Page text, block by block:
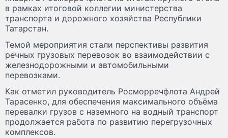
в рамках итоговой коллегии министерства
транспорта и дорожного хозяйства Республики
Татарстан.
Темой мероприятия стали перспективы развития
речных грузовых перевозок во взаимодействии с
железнодорожными и автомобильными
перевозками.
Как отметил руководитель Росморречфлота Андрей
Тарасенко, для обеспечения максимального объёма
перевалки грузов с наземного на водный транспорт
продолжается работа по развитию перегрузочных
комплексов.